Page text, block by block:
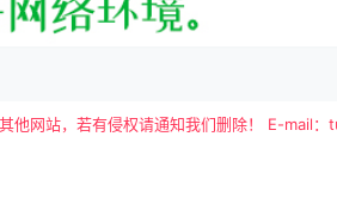
网站，若有侵权请通知我们删除！ E-mail：